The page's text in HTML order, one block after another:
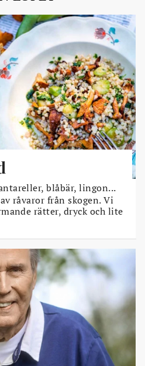
blåbär, lingon...
råvaror från skogen. Vi
rätter, dryck och lite